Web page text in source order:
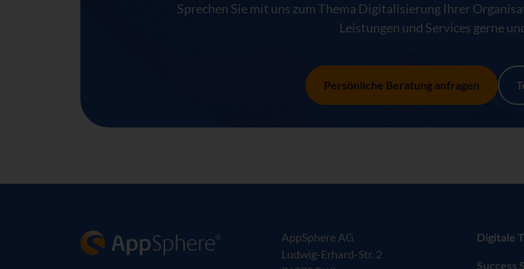
Sprechen Sie mit uns zum Thema Digitalisierung Ihrer
Leistungen und Services gerne
Persönliche Beratung anfragen
AppSphere IT-Lösungsanbieter
AppSphere AG
Ludwig-Erhard-Str. 2
Digitale
Success